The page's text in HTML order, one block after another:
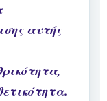
αυτής